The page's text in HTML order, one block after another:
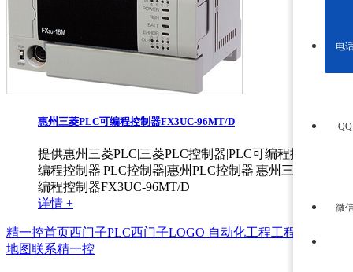
惠州三菱PLC可编程控制器FX3UC-96MT/D
提供惠州三菱PLC|三菱PLC控制器|PLC可编程控制器|可
编程控制器|PLC控制器|惠州PLC控制器|惠州三菱PLC可
编程控制器FX3UC-96MT/D
详情 +
精一控首页西门子PLC西门子LOGO 自动化工程工程案例
地图联系精一控
电
微